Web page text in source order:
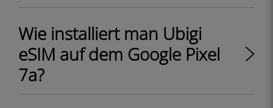
Wie installiert man Ubigi
eSIM auf dem Google Pixel
7a?